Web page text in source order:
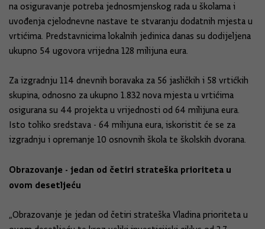
na osiguravanje potreba jednosmjenskog rada u školama i
uvođenja cjelodnevne nastave te stvaranju dodatnih mjesta u
vrtićima. Predstavnicima lokalnih jedinica danas su dodijeljena
ukupno 54 ugovora vrijedna 128 milijuna eura.
Za izgradnju 114 dnevnih boravaka za 56 jasličkih i 58 vrtićkih
skupina, odnosno za ukupno 1.832 nova mjesta u vrtićima
osigurana su 44 projekta u vrijednosti od 64 milijuna eura.
Isto toliko sredstava - 64 milijuna eura, iskoristit će se za
izgradnju i opremanje 10 osnovnih škola te školskih dvorana.
Obrazovanje - jedan od četiri strateška prioriteta u
ovom desetljeću
„Obrazovanje je jedan od četiri strateška Vladina prioriteta u